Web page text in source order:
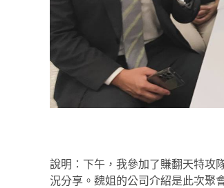
說明：下午，我參加了賺翻天特攻
況分享。魏姐的公司介紹是此次聚